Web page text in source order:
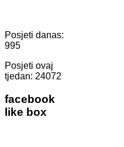
Posjeti danas:
995
Posjeti ovaj
tjedan: 24072
facebook
like box